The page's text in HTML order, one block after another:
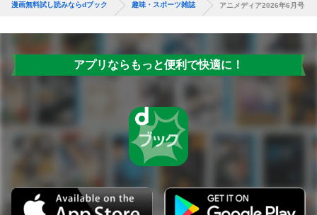
漫画無料試し読みならdブック 趣味・スポーツ雑誌 アニメディア2026年6月号
アプリならもっと便利で快適に！